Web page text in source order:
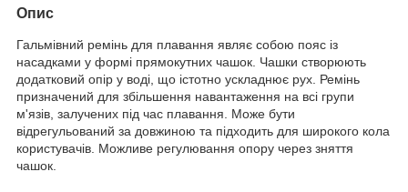
Опис
Гальмівний ремінь для плавання являє собою пояс із
насадками у формі прямокутних чашок. Чашки створюють
додатковий опір у воді, що істотно ускладнює рух. Ремінь
призначений для збільшення навантаження на всі групи
м'язів, залучених під час плавання. Може бути
відрегульований за довжиною та підходить для широкого кола
користувачів. Можливе регулювання опору через зняття
чашок.